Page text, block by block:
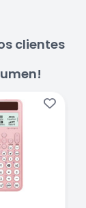
clientes